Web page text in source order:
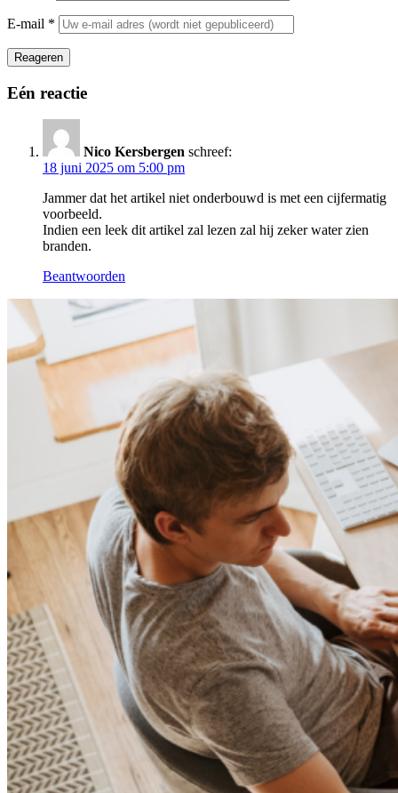
E-mail *
Reageren
Eén reactie
Nico Kersbergen schreef:
18 juni 2025 om 5:00 pm
Jammer dat het artikel niet onderbouwd is met een cijfermatig
voorbeeld.
Indien een leek dit artikel zal lezen zal hij zeker water zien
branden.
Beantwoorden